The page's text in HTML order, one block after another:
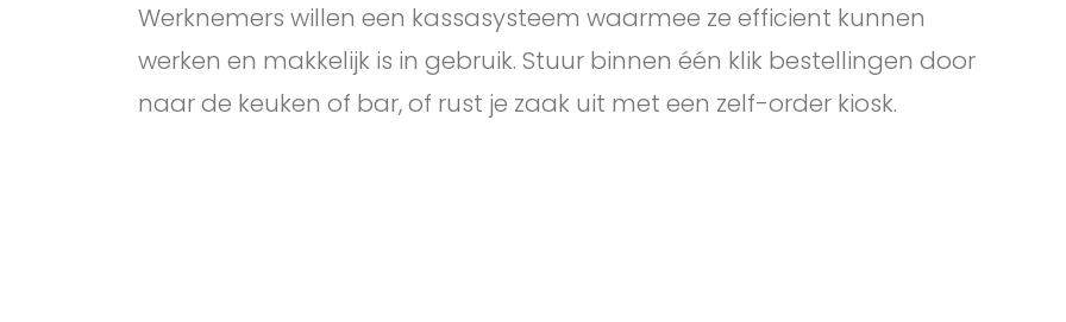
Werknemers willen een kassasysteem waarmee ze efficient kunnen
werken en makkelijk is in gebruik. Stuur binnen één klik bestellingen door
naar de keuken of bar, of rust je zaak uit met een zelf-order kiosk.